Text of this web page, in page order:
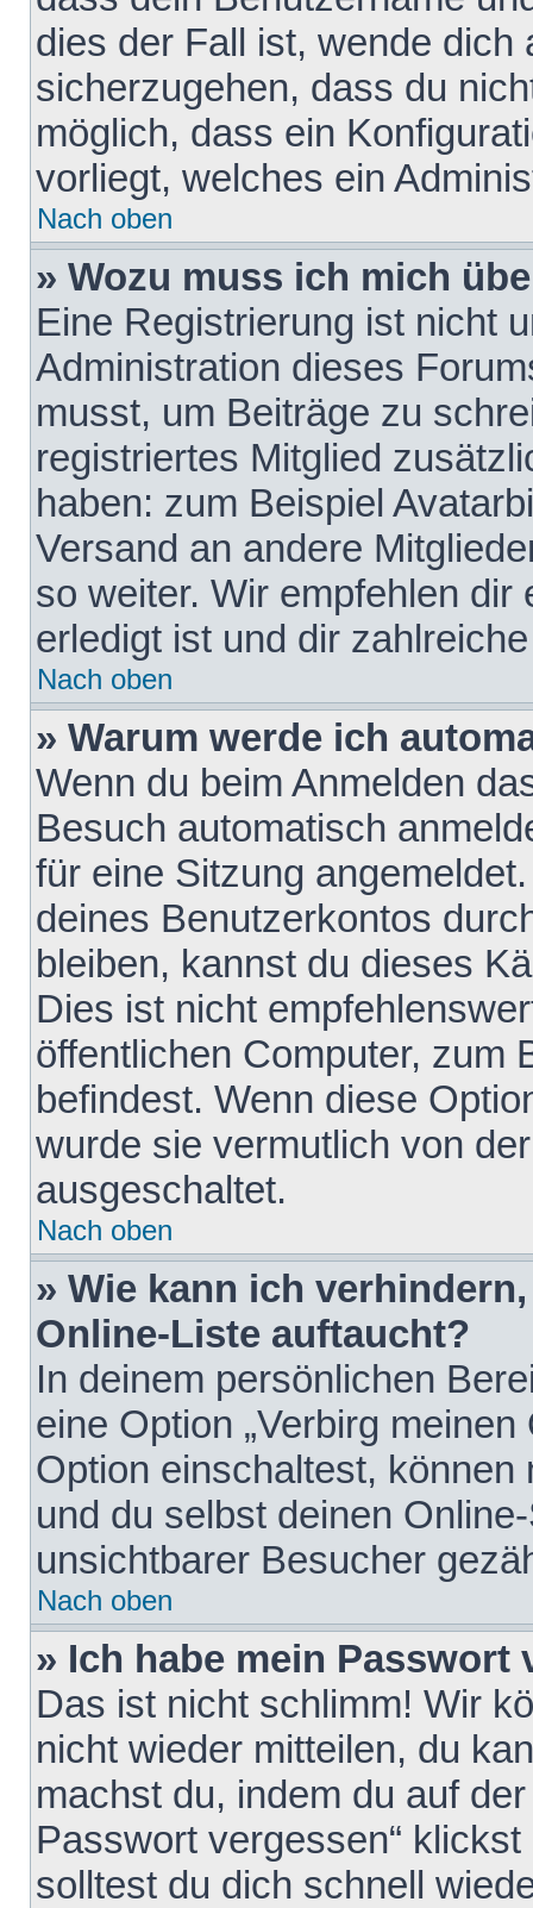
dies der Fall ist, wende dich
sicherzugehen, dass du
möglich, dass ein
vorliegt, welches ein
Nach oben
» Wozu muss ich mich
Eine Registrierung ist nicht
Administration dieses
musst, um Beiträge zu
registriertes Mitglied
haben: zum Beispiel
Versand an andere
so weiter. Wir empfehlen
erledigt ist und dir
Nach oben
» Warum werde ich
Wenn du beim Anmelden
Besuch automatisch
für eine Sitzung
deines Benutzerkontos
bleiben, kannst du dieses
Dies ist nicht
öffentlichen Computer, zum
befindest. Wenn diese
wurde sie vermutlich von
ausgeschaltet.
Nach oben
» Wie kann ich
Online-Liste auftaucht?
In deinem persönlichen
eine Option „Verbirg
Option einschaltest,
und du selbst deinen
unsichtbarer Besucher
Nach oben
» Ich habe mein Passwort
Das ist nicht schlimm! Wir
nicht wieder mitteilen, du
machst du, indem du auf
Passwort vergessen“
solltest du dich schnell